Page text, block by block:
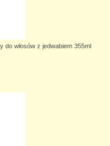
do włosów z jedwabiem 355ml